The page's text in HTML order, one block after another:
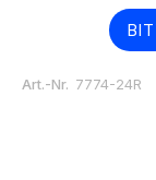
Art.-Nr. 7774-24R